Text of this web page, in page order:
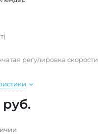
регулировка скорости
руб.